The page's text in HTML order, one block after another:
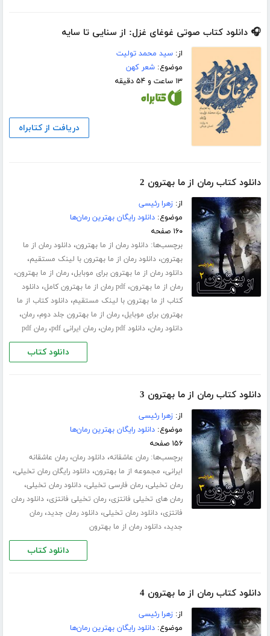
🎧 دانلود کتاب صوتی غوغای غزل: از سنایی تا سایه
از:سید محمد تولیت
موضوع:شعر کهن
۱۳ ساعت و ۵۴ دقیقه
دریافت از کتابراه
دانلود کتاب رمان از ما بهترون 2
از:زهرا رئیسی
موضوع:دانلود رایگان بهترین رمان‌ها
۱۶۰ صفحه
برچسب‌ها:دانلود رمان از ما بهترون،دانلود رمان از ما
بهترون،دانلود رمان از ما بهترون با لینک مستقیم،
دانلود رمان از ما بهترون برای موبایل،رمان از ما بهترون،
رمان از ما بهترون،pdf رمان از ما بهترون کامل ،دانلود
کتاب از ما بهترون با لینک مستقیم،دانلود کتاب از ما
بهترون برای موبایل،رمان از ما بهترون جلد دوم،رمان،
دانلود رمان،دانلود pdf رمان ،رمان ایرانی pdf ،رمان pdf
دانلود کتاب
دانلود کتاب رمان از ما بهترون 3
از:زهرا رئیسی
موضوع:دانلود رایگان بهترین رمان‌ها
۱۵۶ صفحه
برچسب‌ها:رمان عاشقانه،دانلود رمان،رمان عاشقانه
ایرانی، مجموعه از ما بهترون،دانلود رایگان رمان تخیلی،
رمان تخیلی،رمان فارسی تخیلی،دانلود رمان تخیلی،
رمان های تخیلی فانتزی،رمان تخیلی فانتزی،دانلود رمان
فانتزی،دانلود رمان تخیلی،دانلود رمان جدید،رمان
جدید،دانلود رمان از ما بهترون
دانلود کتاب
دانلود کتاب رمان از ما بهترون 4
از:زهرا رئیسی
موضوع:دانلود رایگان بهترین رمان‌ها